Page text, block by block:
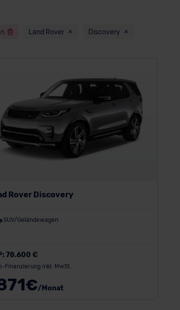
Land Rover Discovery
Rover Discovery
SUV/Geländewagen
78.600 €
Finanzierung inkl. MwSt.
€/Monat